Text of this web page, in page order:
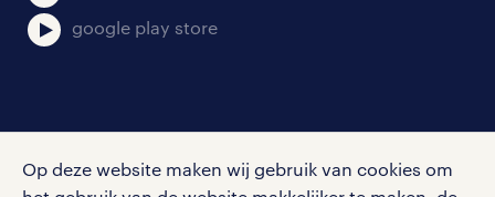
Op deze website maken wij gebruik van cookies om
google play store